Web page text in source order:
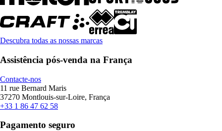
Descubra todas as nossas marcas
Assistência pós-venda na França
Contacte-nos
11 rue Bernard Maris
37270 Montlouis-sur-Loire, França
+33 1 86 47 62 58
Pagamento seguro